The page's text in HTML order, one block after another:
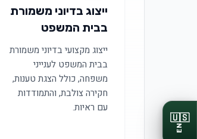
ייצוג בדיוני משמורת
בבית המשפט
ייצוג מקצועי בדיוני משמורת
בבית המשפט לענייני
משפחה, כולל הצגת טענות,
חקירה צולבת, והתמודדות
עם ראיות.
🇺🇸
EN